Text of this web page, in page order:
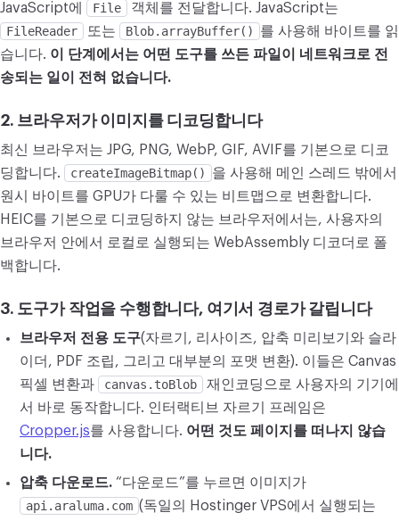
JavaScript에
File
객체를 전달합니다. JavaScript는
FileReader
또는 Blob.arrayBuffer()
를 사용해 바이트를 읽
습니다. 이 단계에서는 어떤 도구를 쓰든 파일이 네트워크로 전
송되는 일이 전혀 없습니다.
2. 브라우저가 이미지를 디코딩합니다
최신 브라우저는 JPG, PNG, WebP, GIF, AVIF를 기본으로 디코
딩합니다.
createImageBitmap()
을 사용해 메인 스레드 밖에서
원시 바이트를 GPU가 다룰 수 있는 비트맵으로 변환합니다.
HEIC를 기본으로 디코딩하지 않는 브라우저에서는, 사용자의
브라우저 안에서 로컬로 실행되는 WebAssembly 디코더로 폴
백합니다.
3. 도구가 작업을 수행합니다, 여기서 경로가 갈립니다
브라우저 전용 도구(자르기, 리사이즈, 압축 미리보기와 슬라
이더, PDF 조립, 그리고 대부분의 포맷 변환). 이들은 Canvas
픽셀 변환과
canvas.toBlob
재인코딩으로 사용자의 기기에
서 바로 동작합니다. 인터랙티브 자르기 프레임은
Cropper.js를 사용합니다. 어떤 것도 페이지를 떠나지 않습
니다.
압축 다운로드. “다운로드”를 누르면 이미지가
api.araluma.com (독일의 Hostinger VPS에서 실행되는